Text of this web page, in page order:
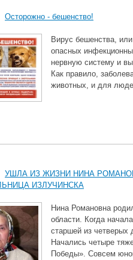
Осторожно - бешенство!
Вирус бешенства,
опасных
нервную систему и
Как правило,
животных, и для
УШЛА ИЗ ЖИЗНИ НИНА
ИЗЛУЧИНСКА
Нина Романовна
области. Когда
старшей из
Начались четыре
Победы». Совсем